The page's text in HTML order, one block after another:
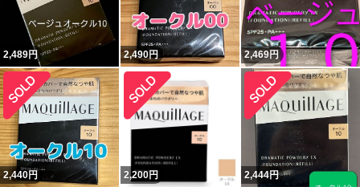
2,489円 2,490円 2,469円
2,440円 2,200円 2,444円